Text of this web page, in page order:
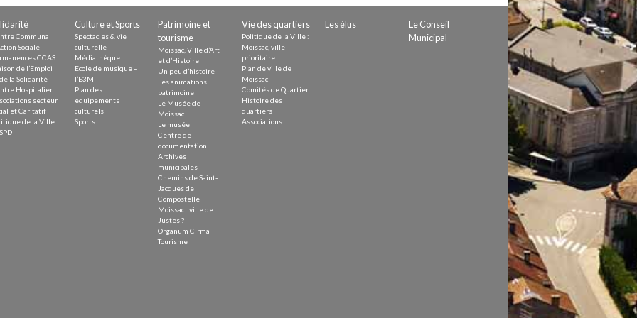
Communal
Sociale
CCAS
de l’Emploi
la Solidarité
Hospitalier
secteur
et Caritatif
de la Ville
Culture et Sports
Spectacles & vie
culturelle
Médiathèque
Ecole de musique –
l’E3M
Plan des
equipements
culturels
Sports
Patrimoine et
tourisme
Moissac, Ville d’Art
et d’Histoire
Un peu d’histoire
Les animations
patrimoine
Le Musée de
Moissac
Le musée
Centre de
documentation
Archives
municipales
Chemins de Saint-
Jacques de
Compostelle
Moissac : ville de
Justes ?
Organum Cirma
Tourisme
Vie des quartiers
Politique de la Ville :
Moissac, ville
prioritaire
Plan de ville de
Moissac
Comités de Quartier
Histoire des
quartiers
Associations
Les élus
Le Conseil
Municipal